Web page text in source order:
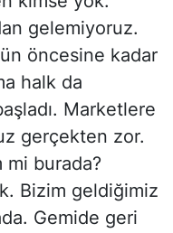
gelemiyoruz.
öncesine kadar
halk da
Marketlere
gerçekten zor.
mi burada?
Bizim geldiğimiz
Gemide geri